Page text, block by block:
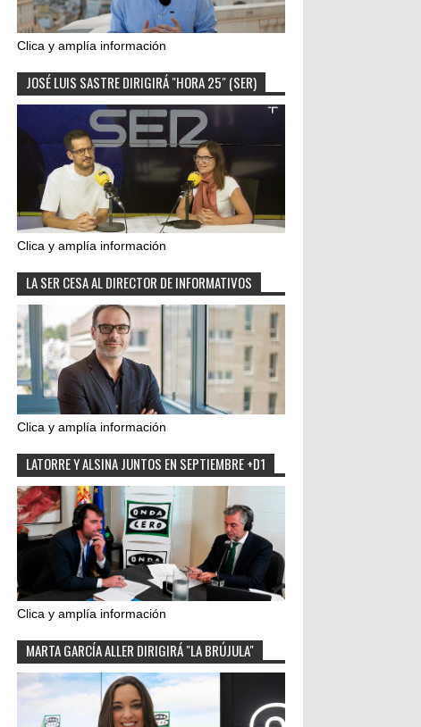
Clica y amplía información
JOSÉ LUIS SASTRE DIRIGIRÁ "HORA 25" (SER)
Clica y amplía información
LA SER CESA AL DIRECTOR DE INFORMATIVOS
Clica y amplía información
LATORRE Y ALSINA JUNTOS EN SEPTIEMBRE +D1
Clica y amplía información
MARTA GARCÍA ALLER DIRIGIRÁ "LA BRÚJULA"